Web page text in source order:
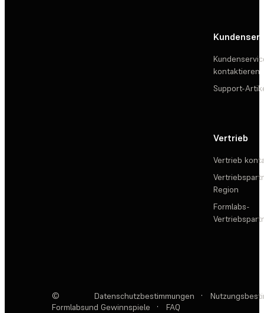
kontaktieren
Support-
Vertrieb
Vertrieb
Region
Formlabs-
©
Formlabs
Datenschutzbestimmungen ·
und Gewinnspiele
· FAQ